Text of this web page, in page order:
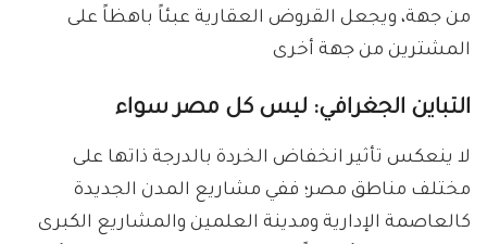
من جهة، ويجعل القروض العقارية عبئاً باهظاً على
المشترين من جهة أخرى
التباين الجغرافي: ليس كل مصر سواء
لا ينعكس تأثير انخفاض الخردة بالدرجة ذاتها على
مختلف مناطق مصر؛ ففي مشاريع المدن الجديدة
كالعاصمة الإدارية ومدينة العلمين والمشاريع الكبرى